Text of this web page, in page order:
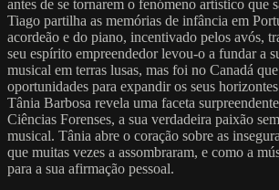
antes de se tornarem o fenómeno artístico que
Tiago partilha as memórias de infância em
acordeão e do piano, incentivado pelos avós,
seu espírito empreendedor levou-o a fundar a
musical em terras lusas, mas foi no Canadá
oportunidades para expandir os seus
Tânia Barbosa revela uma faceta
Ciências Forenses, a sua verdadeira paixão
musical. Tânia abre o coração sobre as
que muitas vezes a assombraram, e como a
para a sua afirmação pessoal.